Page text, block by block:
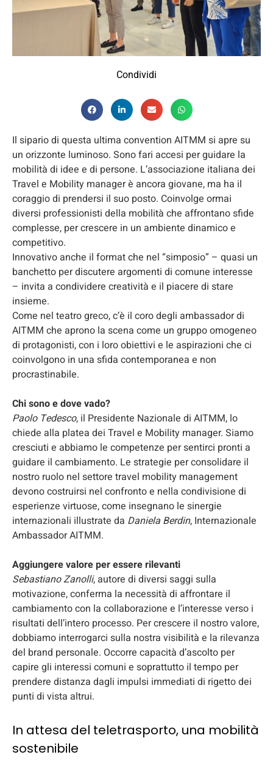
Condividi
Il sipario di questa ultima convention AITMM si apre su
un orizzonte luminoso. Sono fari accesi per guidare la
mobilità di idee e di persone. L’associazione italiana dei
Travel e Mobility manager è ancora giovane, ma ha il
coraggio di prendersi il suo posto. Coinvolge ormai
diversi professionisti della mobilità che affrontano sfide
complesse, per crescere in un ambiente dinamico e
competitivo.
Innovativo anche il format che nel “simposio” – quasi un
banchetto per discutere argomenti di comune interesse
– invita a condividere creatività e il piacere di stare
insieme.
Come nel teatro greco, c’è il coro degli ambassador di
AITMM che aprono la scena come un gruppo omogeneo
di protagonisti, con i loro obiettivi e le aspirazioni che ci
coinvolgono in una sfida contemporanea e non
procrastinabile.
Chi sono e dove vado?
Paolo Tedesco, il Presidente Nazionale di AITMM, lo
chiede alla platea dei Travel e Mobility manager. Siamo
cresciuti e abbiamo le competenze per sentirci pronti a
guidare il cambiamento. Le strategie per consolidare il
nostro ruolo nel settore travel mobility management
devono costruirsi nel confronto e nella condivisione di
esperienze virtuose, come insegnano le sinergie
internazionali illustrate da Daniela Berdin, Internazionale
Ambassador AITMM.
Aggiungere valore per essere rilevanti
Sebastiano Zanolli, autore di diversi saggi sulla
motivazione, conferma la necessità di affrontare il
cambiamento con la collaborazione e l’interesse verso i
risultati dell’intero processo. Per crescere il nostro valore,
dobbiamo interrogarci sulla nostra visibilità e la rilevanza
del brand personale. Occorre capacità d’ascolto per
capire gli interessi comuni e soprattutto il tempo per
prendere distanza dagli impulsi immediati di rigetto dei
punti di vista altrui.
In attesa del teletrasporto, una mobilità
sostenibile